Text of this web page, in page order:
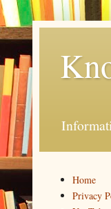
Home
Privacy